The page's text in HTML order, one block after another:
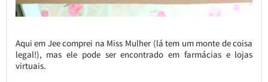
Aqui em Jee comprei na Miss Mulher (lá tem um monte de coisa
legal!), mas ele pode ser encontrado em farmácias e lojas
virtuais.